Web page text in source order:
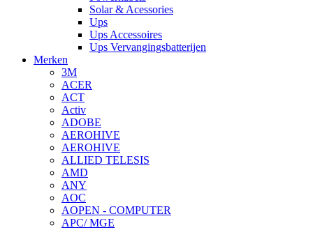
Solar & Acessories
Ups
Ups Accessoires
Ups Vervangingsbatterijen
Merken
3M
ACER
ACT
Activ
ADOBE
AEROHIVE
AEROHIVE
ALLIED TELESIS
AMD
ANY
AOC
AOPEN - COMPUTER
APC/ MGE